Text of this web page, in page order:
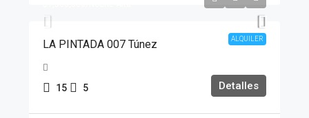
ALQUILER
LA PINTADA 007 Túnez
15 5 Detalles